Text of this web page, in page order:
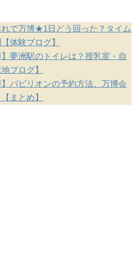
れで万博★1日どう回った？タイム
体験ブログ】
】夢洲駅のトイレは？授乳室・自
ブログ】
】パビリオンの予約方法、万博会
まとめ】